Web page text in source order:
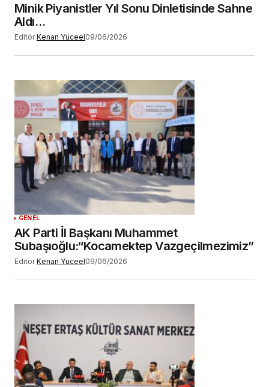
Minik Piyanistler Yıl Sonu Dinletisinde Sahne
Aldı…
Editör Kenan Yüceel09/06/2026
GENEL
AK Parti İl Başkanı Muhammet
Subaşıoğlu:“Kocamektep Vazgeçilmezimiz”
Editör Kenan Yüceel09/06/2026